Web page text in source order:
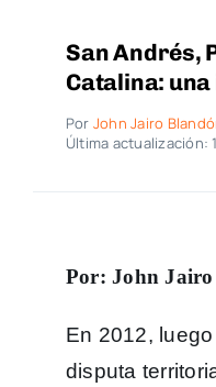
San Andrés,
Catalina:
Por John Jairo
Última actualización:
Por: John
En 2012,
disputa